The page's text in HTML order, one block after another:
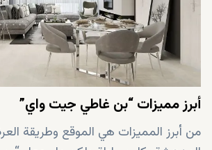
أبرز مميزات “بن غاطي جيت واي”
من أبرز المميزات هي الموقع وطريقة